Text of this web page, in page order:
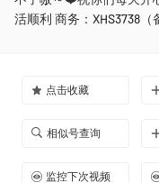
活顺利 商务：XHS3738（
点击收藏
相似号查询
监控下次视频